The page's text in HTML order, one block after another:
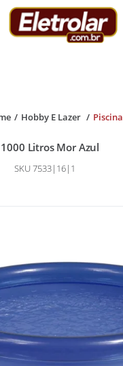
Hobby E Lazer Piscina
Litros Mor Azul
SKU 7533|16|1